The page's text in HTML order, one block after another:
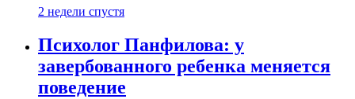
2 недели спустя
Психолог Панфилова: у
завербованного ребенка меняется
поведение